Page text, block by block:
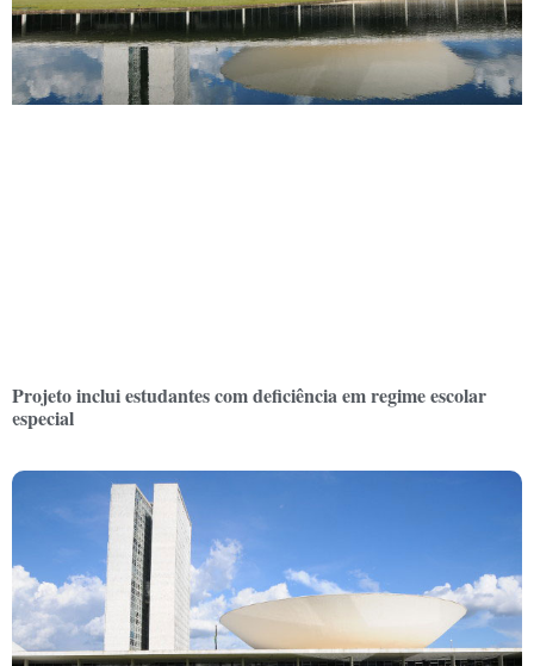
Projeto inclui estudantes com deficiência em regime escolar
especial